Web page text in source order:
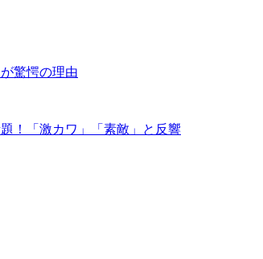
驚愕の理由
！「激カワ」「素敵」と反響